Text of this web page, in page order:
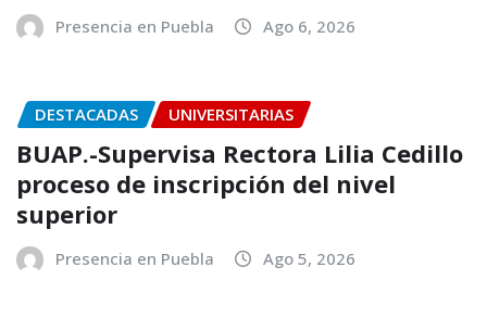
Presencia en Puebla Ago 6, 2026
DESTACADAS UNIVERSITARIAS
BUAP.-Supervisa Rectora Lilia Cedillo
proceso de inscripción del nivel
superior
Presencia en Puebla Ago 5, 2026